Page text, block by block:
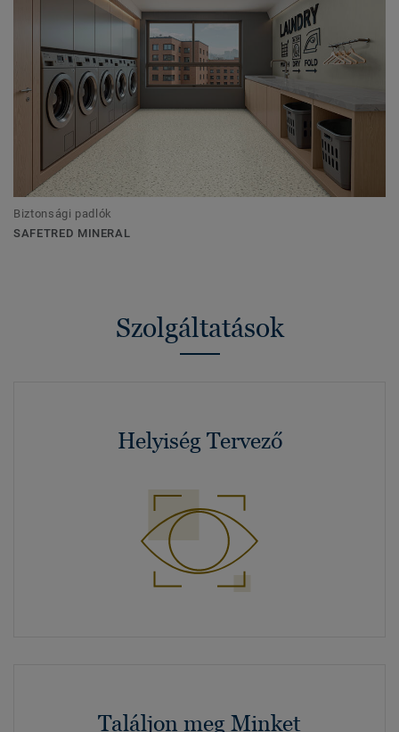
Biztonsági padlók
SAFETRED MINERAL
Szolgáltatások
Helyiség Tervező
Találjon meg Minket